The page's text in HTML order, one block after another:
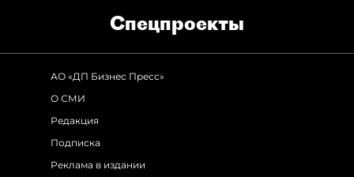
Спец­проекты
АО «ДП Бизнес Пресс»
О СМИ
Редакция
Подписка
Реклама в издании